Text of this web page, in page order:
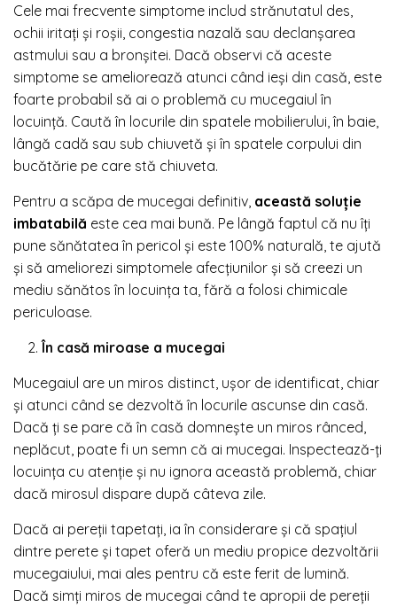
Cele mai frecvente simptome includ strănutatul des,
ochii iritați și roșii, congestia nazală sau declanșarea
astmului sau a bronșitei. Dacă observi că aceste
simptome se ameliorează atunci când ieși din casă, este
foarte probabil să ai o problemă cu mucegaiul în
locuință. Caută în locurile din spatele mobilierului, în baie,
lângă cadă sau sub chiuvetă și în spatele corpului din
bucătărie pe care stă chiuveta.
Pentru a scăpa de mucegai definitiv, această soluție
imbatabilă este cea mai bună. Pe lângă faptul că nu îți
pune sănătatea în pericol și este 100% naturală, te ajută
și să ameliorezi simptomele afecțiunilor și să creezi un
mediu sănătos în locuința ta, fără a folosi chimicale
periculoase.
În casă miroase a mucegai
Mucegaiul are un miros distinct, ușor de identificat, chiar
și atunci când se dezvoltă în locurile ascunse din casă.
Dacă ți se pare că în casă domnește un miros rânced,
neplăcut, poate fi un semn că ai mucegai. Inspectează-ți
locuința cu atenție și nu ignora această problemă, chiar
dacă mirosul dispare după câteva zile.
Dacă ai pereții tapetați, ia în considerare și că spațiul
dintre perete și tapet oferă un mediu propice dezvoltării
mucegaiului, mai ales pentru că este ferit de lumină.
Dacă simți miros de mucegai când te apropii de pereții